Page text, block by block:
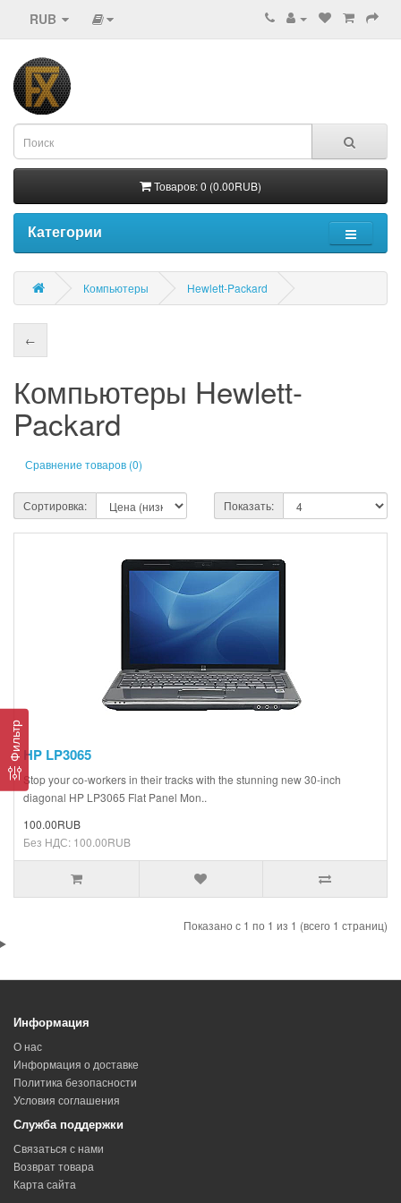
RUB
Товаров: 0 (0.00RUB)
Категории
Компьютеры Hewlett-Packard
Фильтр
←
Компьютеры Hewlett-
Packard
Сравнение товаров (0)
Сортировка: Показать:
HP LP3065
Stop your co-workers in their tracks with the stunning new 30-inch
diagonal HP LP3065 Flat Panel Mon..
100.00RUB
Без НДС: 100.00RUB
Показано с 1 по 1 из 1 (всего 1 страниц)
Информация
О нас
Информация о доставке
Политика безопасности
Условия соглашения
Служба поддержки
Связаться с нами
Возврат товара
Карта сайта